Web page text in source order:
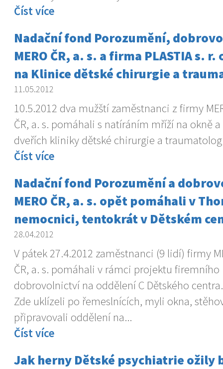
Číst více
Nadační fond Porozumění,
MERO ČR, a. s. a firma PLASTIA s.
na Klinice dětské chirurgie a
11.05.2012
10.5.2012 dva mužští zaměstnanci z firmy
ČR, a. s. pomáhali s natíráním mříží na okně a
dveřích kliniky dětské chirurgie a
Číst více
Nadační fond Porozumění a
MERO ČR, a. s. opět pomáhali v
nemocnici, tentokrát v Dětském
28.04.2012
V pátek 27.4.2012 zaměstnanci (9 lidí) firmy
ČR, a. s. pomáhali v rámci projektu firemního
dobrovolnictví na oddělení C Dětského centra.
Zde uklízeli po řemeslnících, myli okna,
připravovali oddělení na...
Číst více
Jak herny Dětské psychiatrie ožily